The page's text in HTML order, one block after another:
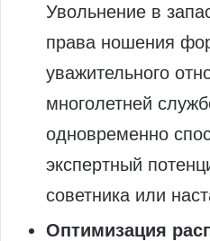
Увольнение в
права ношения
уважительного
многолетней
одновременно
экспертный
советника или
Оптимизация